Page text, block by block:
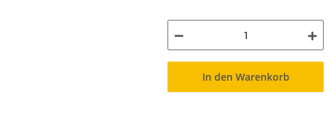
In den Warenkorb